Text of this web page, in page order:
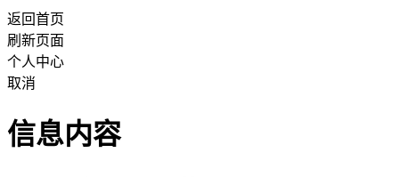
返回首页
刷新页面
个人中心
取消
信息内容